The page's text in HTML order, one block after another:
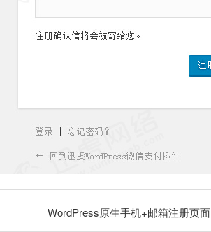
WordPress原生手机+邮箱注册页面